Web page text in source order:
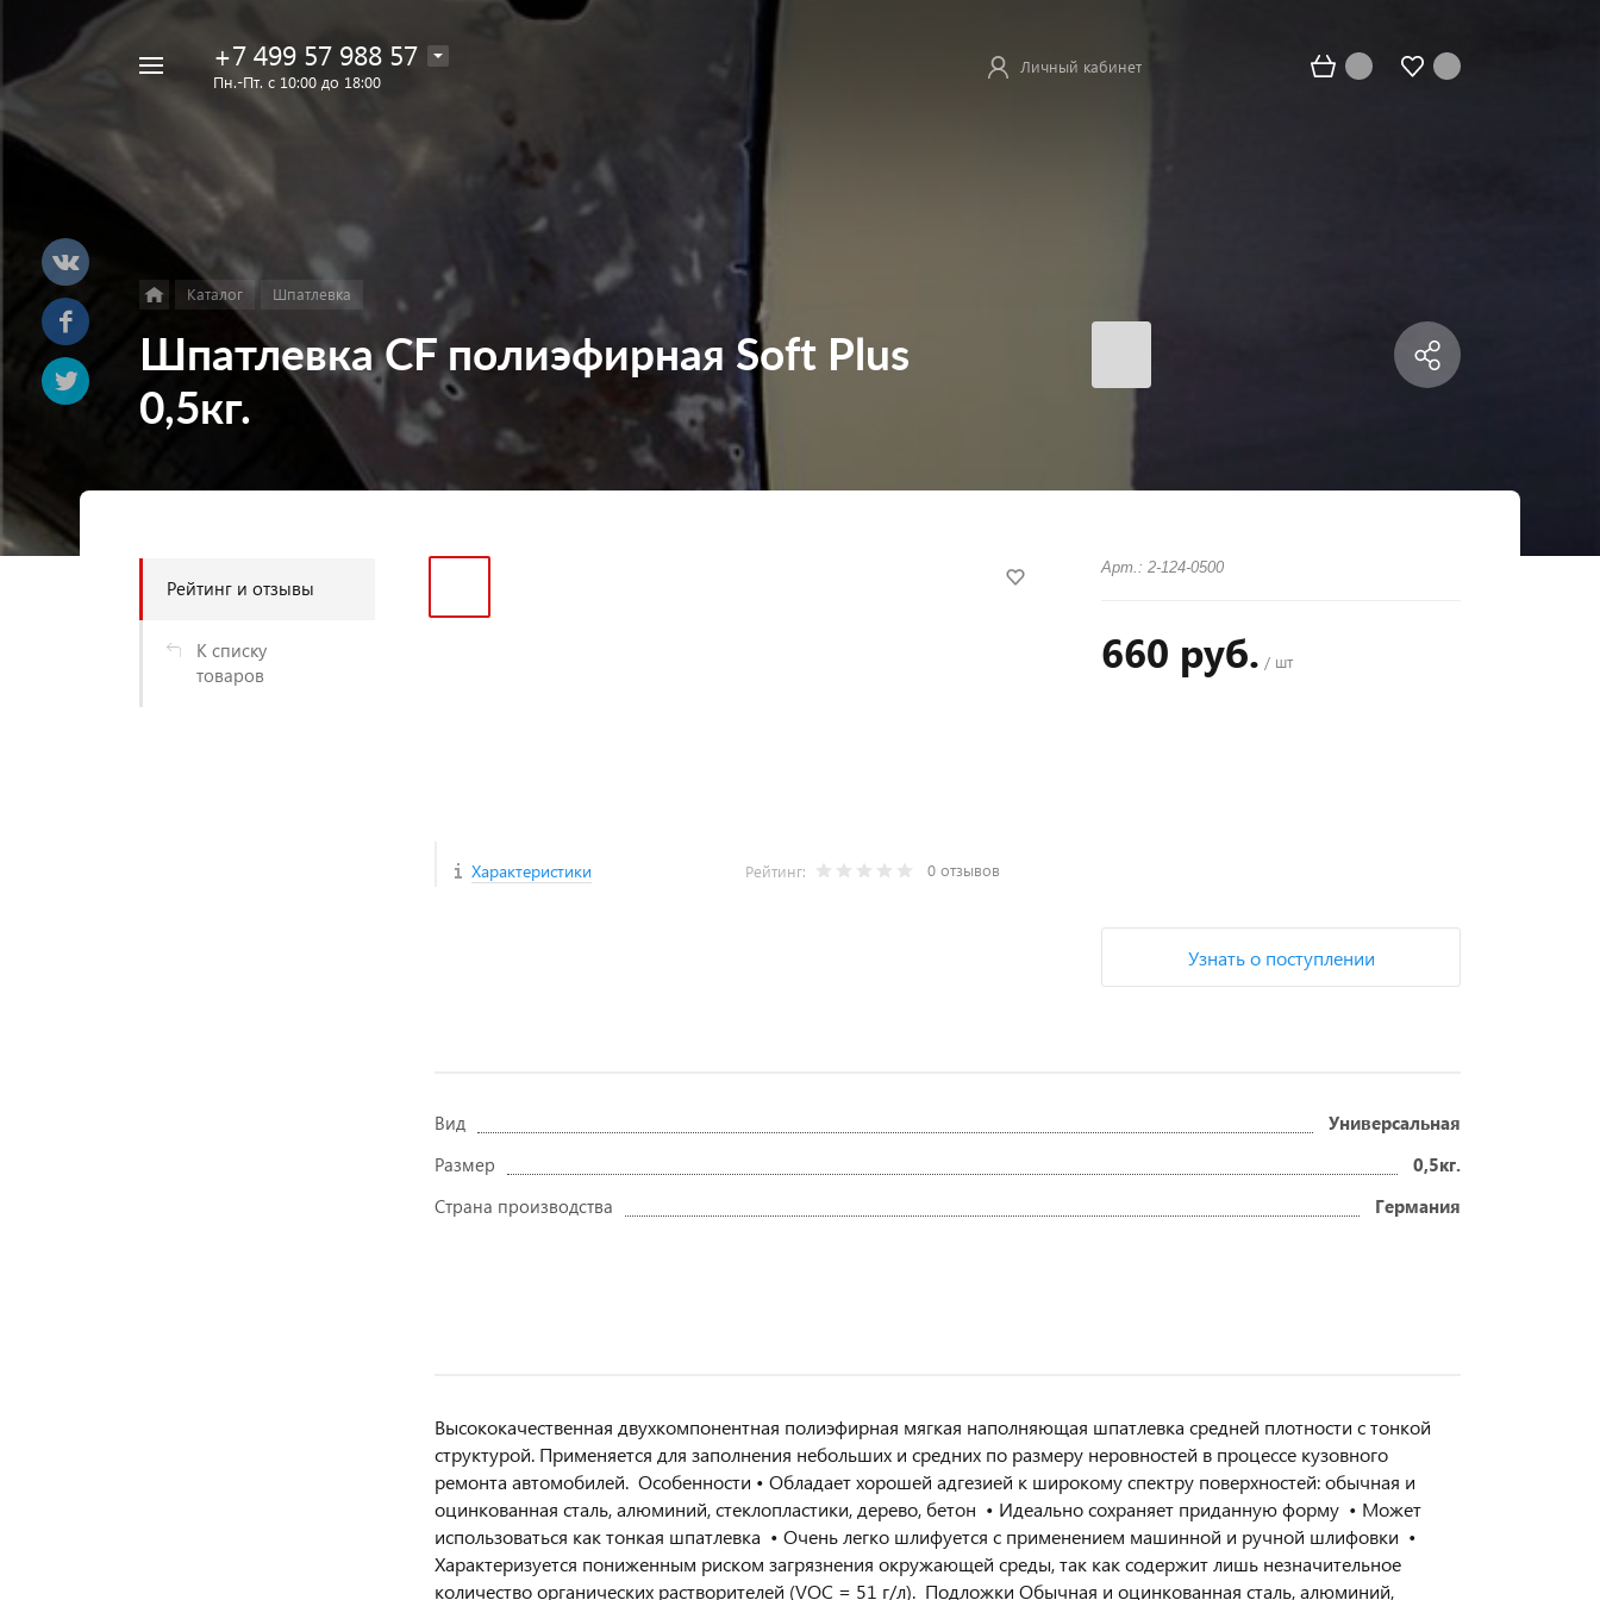
Например,
+7 499 57 988 57
Пн.-Пт. с 10:00 до 18:00
Личный кабинет
Каталог Шпатлевка
Шпатлевка CF полиэфирная Soft Plus
0,5кг.
Рейтинг и отзывы
К списку
товаров
Характеристики Рейтинг: 0 отзывов
Арт.: 2-124-0500
660 руб. / шт
Узнать о поступлении
Вид
Универсальная
Размер
0,5кг.
Страна производства
Германия
Высококачественная двухкомпонентная полиэфирная мягкая наполняющая шпатлевка средней плотности с тонкой
структурой. Применяется для заполнения небольших и средних по размеру неровностей в процессе кузовного
ремонта автомобилей. Особенности • Обладает хорошей адгезией к широкому спектру поверхностей: обычная и
оцинкованная сталь, алюминий, стеклопластики, дерево, бетон • Идеально сохраняет приданную форму • Может
использоваться как тонкая шпатлевка • Очень легко шлифуется с применением машинной и ручной шлифовки •
Характеризуется пониженным риском загрязнения окружающей среды, так как содержит лишь незначительное
количество органических растворителей (VOC = 51 г/л). Подложки Обычная и оцинкованная сталь, алюминий,